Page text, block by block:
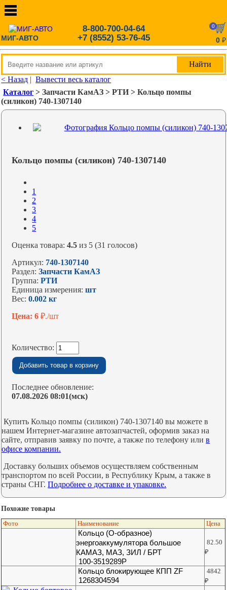
МИГ-АВТО
8-800-700-04-64
+7 (8552) 53-76-45
0
0 ₽
< Назад |Вывести весь каталог
Каталог > Запчасти КамАЗ > РТИ > Кольцо помпы
(силикон) 740-1307140
Кольцо помпы (силикон) 740-1307140
1
2
3
4
5
Оценка товара:4.5 из 5 (31 голосов)
Артикул: 740-1307140
Раздел:Запчасти КамАЗ
Группа:РТИ
Единица измерения:шт
Вес:0.002 кг
Цена: 6₽./шт
Количество:
Последнее обновление:
07.08.2026 08:01(мск)
Купить Кольцо помпы (силикон) 740-1307140 вы можете в
нашем Интернет-магазине автозапчастей, оформив заказ на
сайте, отправив заявку по почте, а также по телефону илив
офисе компании.
Доставку больших объемов осуществляем собственным
транспортом по всей России, в Республику Крым, а также в
страны СНГ.Подробнее о доставке и упаковке.
Похожие товары
Фото Наименование Цена
Кольцо (О-образное)
энергоаккумулятора большое
КАМАЗ, МАЗ, ЗИЛ / БРТ
100-3519289Р
82.50
₽
Кольцо блокирующее КПП ZF
1268304594
4842
₽